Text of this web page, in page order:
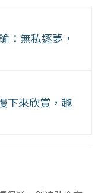
：無私逐夢，
下來欣賞，趣